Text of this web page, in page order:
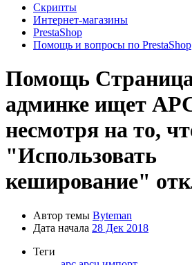
Скрипты
Интернет-магазины
PrestaShop
Помощь и вопросы по PrestaShop
Помощь
админке ищет
несмотря на то,
"Использовать
кеширование"
Автор темы Byteman
Дата начала 28 Дек 2018
Теги